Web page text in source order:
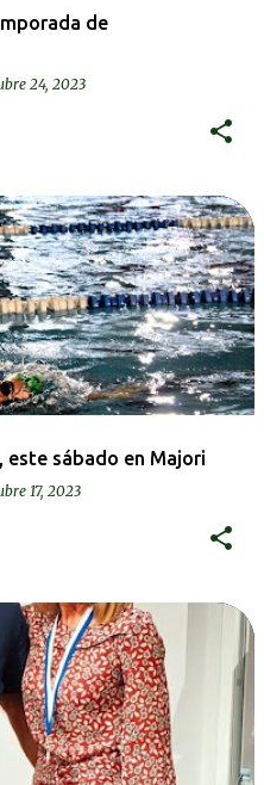
de
24, 2023
este sábado en Majori
17, 2023